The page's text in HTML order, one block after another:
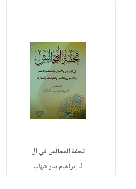
تحفة المجالس في ال
لـإبراهيم بدر شهاب